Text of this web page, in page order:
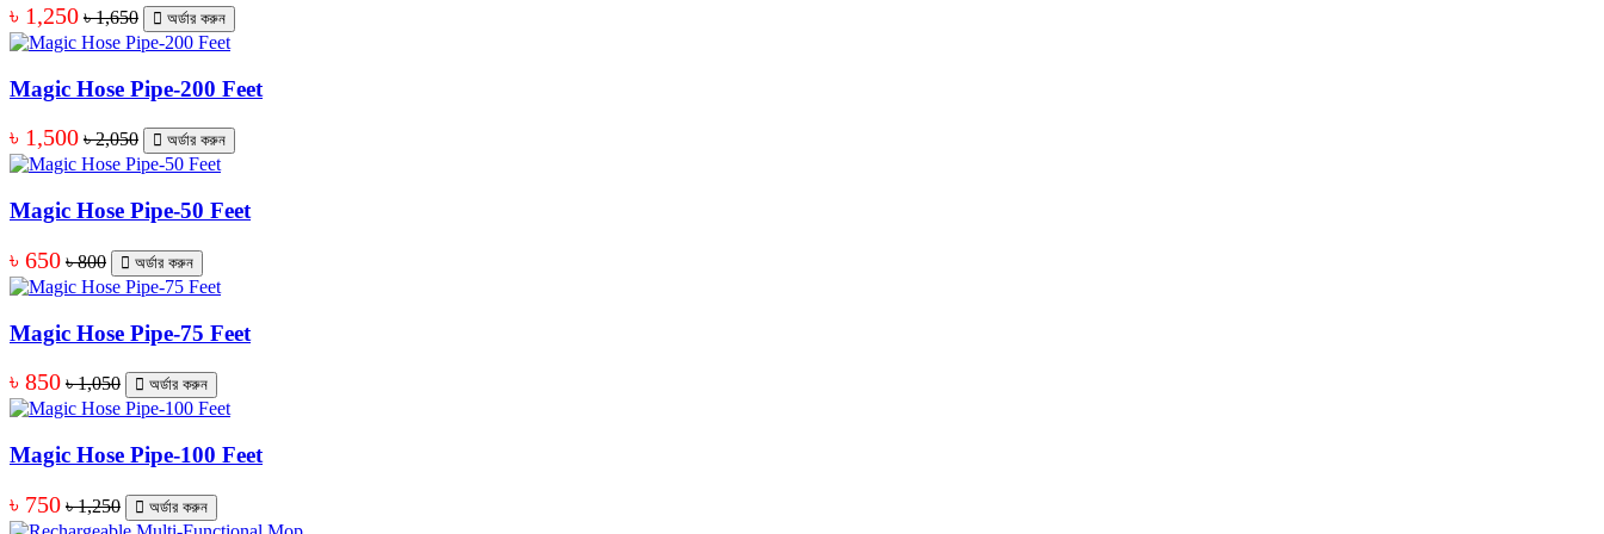
৳ 1,250 ৳ 1,650 অর্ডার করুন
Magic Hose Pipe-200 Feet
৳ 1,500 ৳ 2,050 অর্ডার করুন
Magic Hose Pipe-50 Feet
৳ 650 ৳ 800 অর্ডার করুন
Magic Hose Pipe-75 Feet
৳ 850 ৳ 1,050 অর্ডার করুন
Magic Hose Pipe-100 Feet
৳ 750 ৳ 1,250 অর্ডার করুন